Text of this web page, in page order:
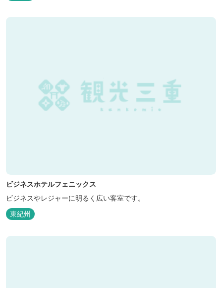
ビジネスホテルフェニックス
ビジネスやレジャーに明るく広い客室です。
東紀州